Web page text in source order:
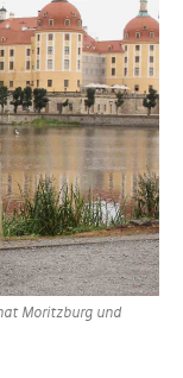
Moritzburg und